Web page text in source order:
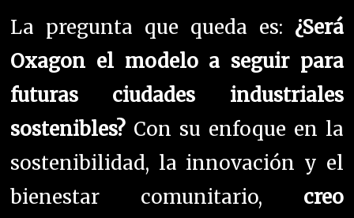
La pregunta que queda es: ¿Será
Oxagon el modelo a seguir para
futuras ciudades industriales
sostenibles? Con su enfoque en la
sostenibilidad, la innovación y el
bienestar comunitario, creo